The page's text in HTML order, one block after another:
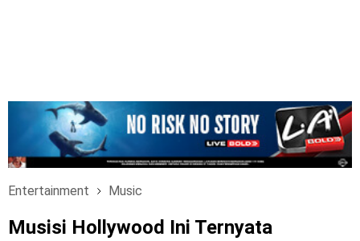
Entertainment Music
Musisi Hollywood Ini Ternyata